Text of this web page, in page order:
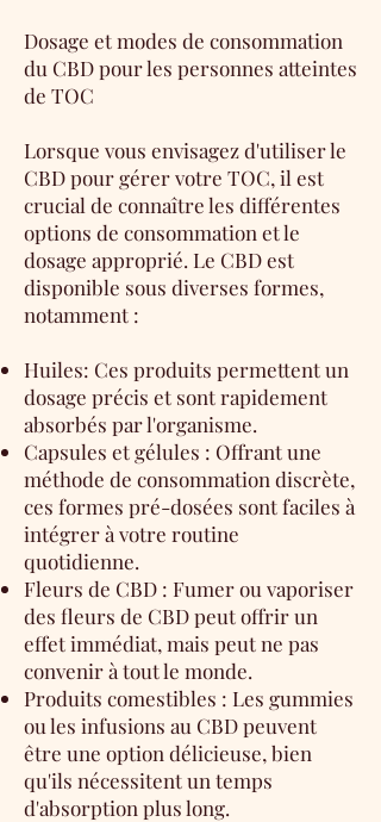
Dosage et modes de consommation
du CBD pour les personnes atteintes
de TOC
Lorsque vous envisagez d'utiliser le
CBD pour gérer votre TOC, il est
crucial de connaître les différentes
options de consommation et le
dosage approprié. Le CBD est
disponible sous diverses formes,
notamment :
Huiles: Ces produits permettent un
dosage précis et sont rapidement
absorbés par l'organisme.
Capsules et gélules : Offrant une
méthode de consommation discrète,
ces formes pré-dosées sont faciles à
intégrer à votre routine
quotidienne.
Fleurs de CBD : Fumer ou vaporiser
des fleurs de CBD peut offrir un
effet immédiat, mais peut ne pas
convenir à tout le monde.
Produits comestibles : Les gummies
ou les infusions au CBD peuvent
être une option délicieuse, bien
qu'ils nécessitent un temps
d'absorption plus long.